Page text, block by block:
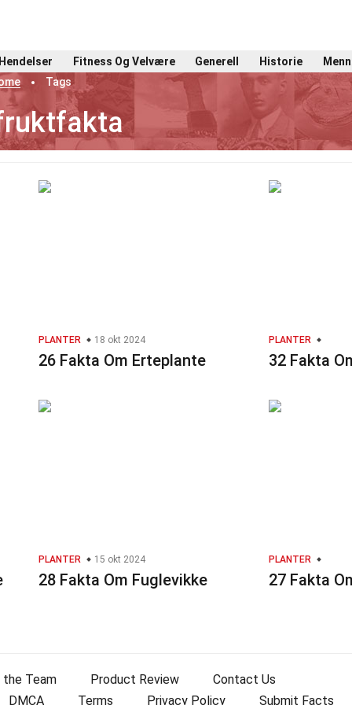
Hendelser Fitness Og Velvære Generell Historie
Tags
PLANTER 18 okt 2024
26 Fakta Om Erteplante
PLANTER
32 Fakta
PLANTER 15 okt 2024
28 Fakta Om Fuglevikke
PLANTER
27 Fakta
the Team Product Review
Contact Us
DMCA Terms Privacy Policy Submit Facts